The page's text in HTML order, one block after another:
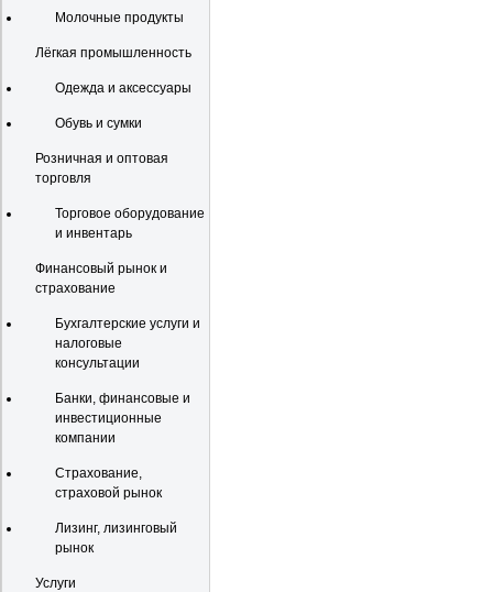
Молочные продукты
Лёгкая промышленность
Одежда и аксессуары
Обувь и сумки
Розничная и оптовая
торговля
Торговое оборудование
и инвентарь
Финансовый рынок и
страхование
Бухгалтерские услуги и
налоговые
консультации
Банки, финансовые и
инвестиционные
компании
Страхование,
страховой рынок
Лизинг, лизинговый
рынок
Услуги